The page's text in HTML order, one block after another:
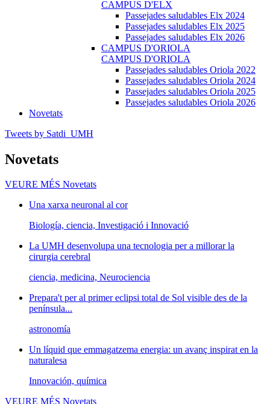
CAMPUS D'ELX
Passejades saludables Elx 2024
Passejades saludables Elx 2025
Passejades saludables Elx 2026
CAMPUS D'ORIOLA
CAMPUS D'ORIOLA
Passejades saludables Oriola 2022
Passejades saludables Oriola 2024
Passejades saludables Oriola 2025
Passejades saludables Oriola 2026
Novetats
Tweets by Satdi_UMH
Novetats
VEURE MÉS Novetats
Una xarxa neuronal al cor
Biología, ciencia, Investigació i Innovació
La UMH desenvolupa una tecnologia per a millorar la
cirurgia cerebral
ciencia, medicina, Neurociencia
Prepara't per al primer eclipsi total de Sol visible des de la
península...
astronomía
Un líquid que emmagatzema energia: un avanç inspirat en la
naturalesa
Innovación, química
VEURE MÉS Novetats